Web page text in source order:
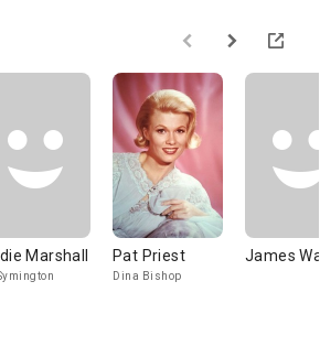
Marshall Pat Priest
Dina Bishop
James